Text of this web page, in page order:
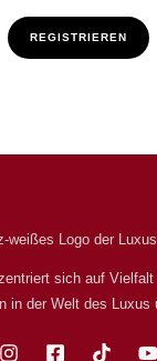
REGISTRIEREN
sich auf
in der Welt des Luxus